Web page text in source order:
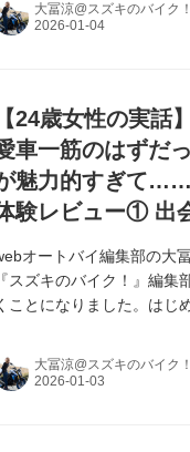
大冨涼@スズキのバイク
【24歳女性の実話
車一筋のはずだ
魅力的すぎて……
験レビュー① 出
オートバイ編集部の大
『スズキのバイク！』編
ことになりました。はじ
大冨涼@スズキのバイク